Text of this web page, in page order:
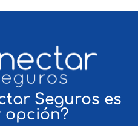
Seguros es
opción?